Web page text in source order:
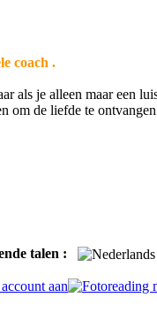
coach .
als je alleen maar een
om de liefde te
talen :